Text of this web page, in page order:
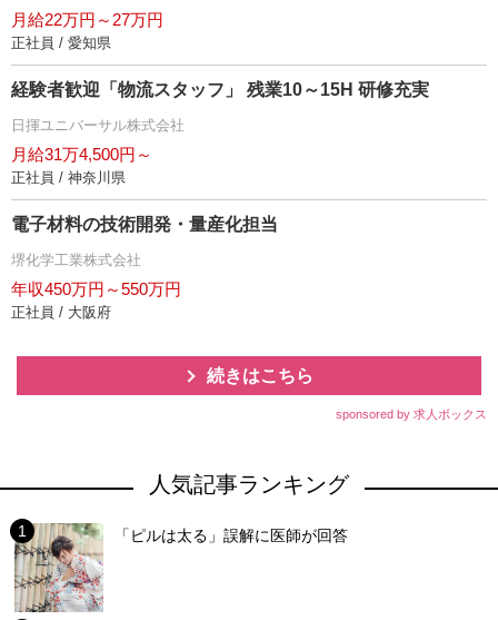
月給22万円～27万円
正社員 / 愛知県
経験者歓迎「物流スタッフ」 残業10～15H 研修充実
日揮ユニバーサル株式会社
月給31万4,500円～
正社員 / 神奈川県
電子材料の技術開発・量産化担当
堺化学工業株式会社
年収450万円～550万円
正社員 / 大阪府
続きはこちら
sponsored by 求人ボックス
人気記事ランキング
「ピルは太る」誤解に医師が回答